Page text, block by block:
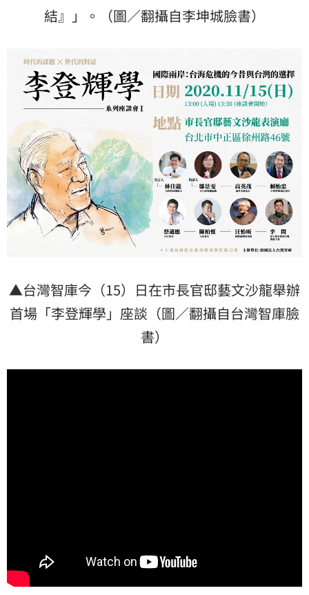
結』」。（圖／翻攝自李坤城臉書）
▲台灣智庫今（15）日在市長官邸藝文沙龍舉辦
首場「李登輝學」座談（圖／翻攝自台灣智庫臉
書）